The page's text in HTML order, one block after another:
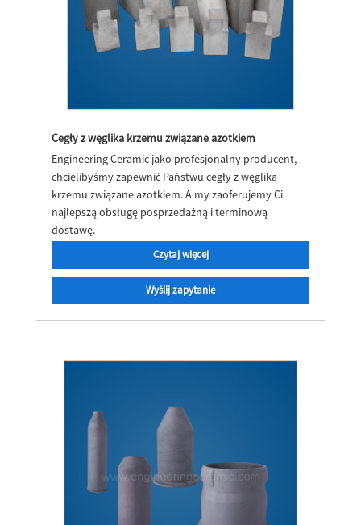
Cegły z węglika krzemu związane azotkiem
Engineering Ceramic jako profesjonalny producent,
chcielibyśmy zapewnić Państwu cegły z węglika
krzemu związane azotkiem. A my zaoferujemy Ci
najlepszą obsługę posprzedażną i terminową
dostawę.
Czytaj więcej
Wyślij zapytanie